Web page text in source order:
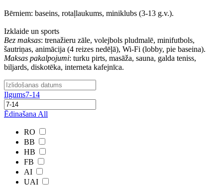
Bērniem: baseins, rotaļlaukums, miniklubs (3-13 g.v.).
Izklaide un sports
Bez maksas: trenažieru zāle, volejbols pludmalē, minifutbols,
šautriņas, animācija (4 reizes nedēļā), Wi-Fi (lobby, pie baseina).
Maksas pakalpojumi: turku pirts, masāža, sauna, galda teniss,
biljards, diskotēka, interneta kafejnīca.
Ilgums7-14
Ēdinašana All
RO
BB
HB
FB
AI
UAI